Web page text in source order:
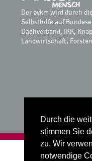
Durch die
stimmen Sie
zu. Wir
notwendige
Der bvkm wird durch
Selbsthilfe auf
Dachverband, IKK,
Landwirtschaft,